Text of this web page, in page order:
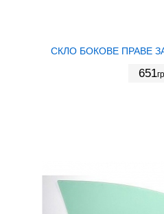
СКЛО БОКОВЕ ПРАВЕ
651